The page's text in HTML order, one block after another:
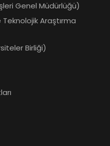
Genel Müdürlüğü)
Teknolojik Araştırma
Birliği)